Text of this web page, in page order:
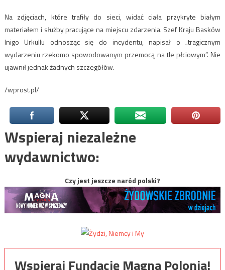
Na zdjęciach, które trafiły do sieci, widać ciała przykryte białym
materiałem i służby pracujące na miejscu zdarzenia. Szef Kraju Basków
Inigo Urkullu odnosząc się do incydentu, napisał o „tragicznym
wydarzeniu rzekomo spowodowanym przemocą na tle płciowym”. Nie
ujawnił jednak żadnych szczegółów.
/wprost.pl/
Wspieraj niezależne
wydawnictwo:
Czy jest jeszcze naród polski?
Wspieraj Fundację Magna Polonia!